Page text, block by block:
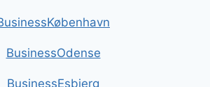
BusinessOdense
BusinessEsbjerg